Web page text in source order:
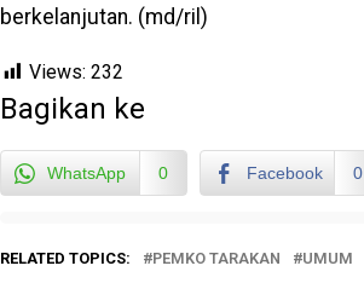
berkelanjutan. (md/ril)
Views: 232
Bagikan ke
WhatsApp 0 Facebook 0
RELATED TOPICS: PEMKO TARAKAN UMUM